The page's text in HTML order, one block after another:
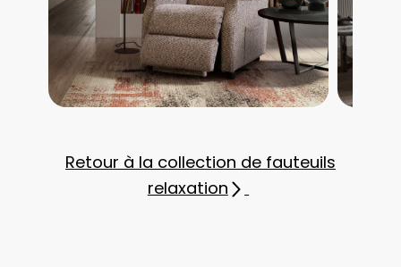
Retour à la collection de fauteuils
relaxation